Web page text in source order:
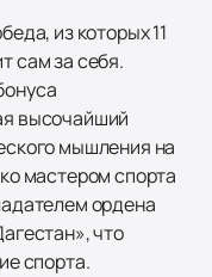
из которых 11
сам за себя.
высочайший
мышления на
мастером спорта
ордена
что
спорта.